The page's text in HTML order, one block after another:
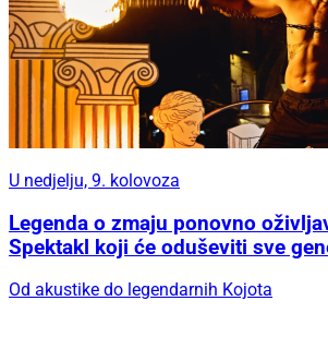
U nedjelju, 9. kolovoza
Legenda o zmaju ponovno
Spektakl koji će oduševiti sve
Od akustike do legendarnih Kojota